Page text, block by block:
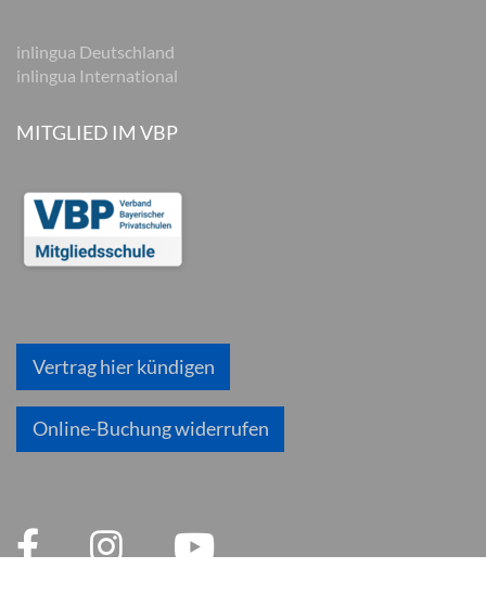
inlingua Deutschland
inlingua International
MITGLIED IM VBP
Vertrag hier kündigen
Online-Buchung widerrufen